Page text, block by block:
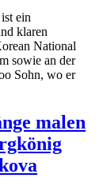
ein
klaren
National
sowie an der
Sohn, wo er
malen